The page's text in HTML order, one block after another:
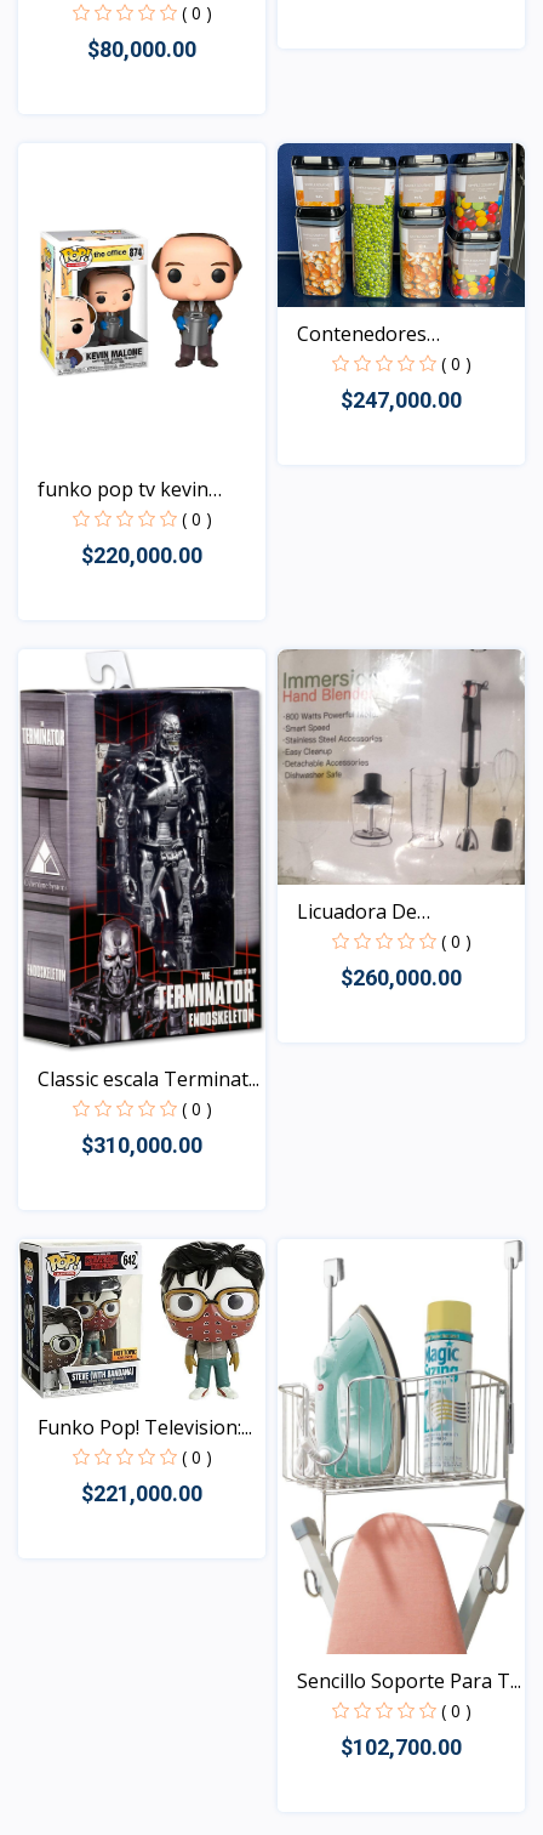
Batma... ( 0 )
$80,000.00
funko pop tv kevin
malo...
( 0 )
$220,000.00
Contenedores
Herméticos...
( 0 )
$247,000.00
Classic escala Terminat...
( 0 )
$310,000.00
Vista
Licuadora De
Inmersión...
( 0 )
$260,000.00
Funko Pop! Television:...
( 0 )
$221,000.00
Sencillo Soporte Para T...
( 0 )
$102,700.00